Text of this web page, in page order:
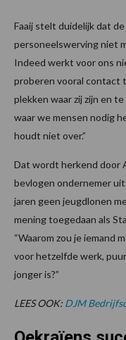
Faaij stelt duidelijk dat
personeelswerving niet
Indeed werkt voor ons
proberen vooral contact
plekken waar zij zijn en
waar we mensen nodig
houdt niet over.”
Dat wordt herkend door
bevlogen ondernemer
jaren geen jeugdlonen
mening toegedaan als
“Waarom zou je iemand
voor hetzelfde werk,
jonger is?”
LEES OOK: DJM